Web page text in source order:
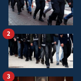
2
3